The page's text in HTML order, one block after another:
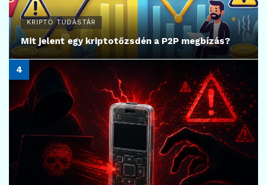
KRIPTO TUDÁSTÁR
Mit jelent egy kriptotőzsdén a P2P megbízás?